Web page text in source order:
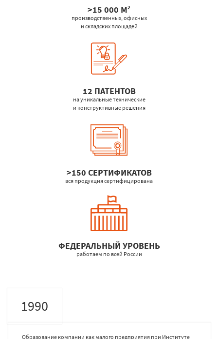
>15 000 М2
производственных, офисных
и складских площадей
12 ПАТЕНТОВ
на уникальные технические
и конструктивные решения
>150 СЕРТИФИКАТОВ
вся продукция сертифицирована
ФЕДЕРАЛЬНЫЙ УРОВЕНЬ
работаем по всей России
1990
Образование компании как малого предприятия при Институте